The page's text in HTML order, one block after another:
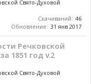
Свято-Духовой
Скачиваний: 46
Обновление: 31 янв 2017
Речковской
1851 год v.2
Свято-Духовой